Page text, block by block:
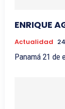
ENRIQUE
Actualidad
Panamá 21 de